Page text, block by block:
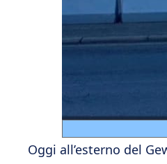
Oggi all’esterno del